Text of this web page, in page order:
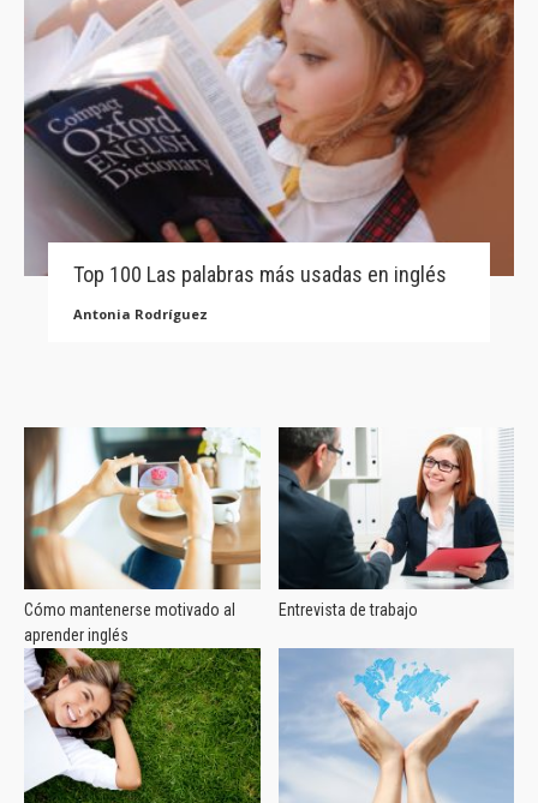
Top 100 Las palabras más usadas en inglés
Antonia Rodríguez
Cómo mantenerse motivado al
aprender inglés
Entrevista de trabajo